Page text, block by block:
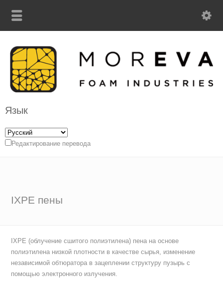
Язык
Редактирование перевода
IXPE пены
IXPE (облучение сшитого полиэтилена) пена на основе
полиэтилена низкой плотности в качестве сырья, изменение
независимой обтюратора в зацеплении структуру пузырь с
помощью электронного излучения.